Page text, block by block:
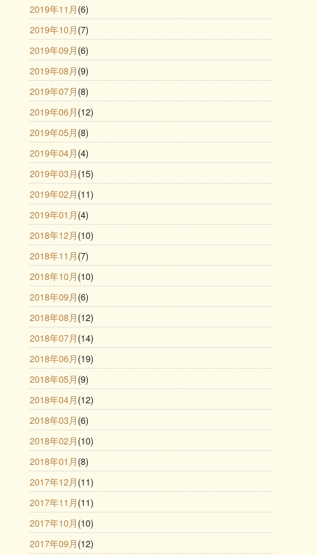
2019年11月 (6)
2019年10月 (7)
2019年09月 (6)
2019年08月 (9)
2019年07月 (8)
2019年06月 (12)
2019年05月 (8)
2019年04月 (4)
2019年03月 (15)
2019年02月 (11)
2019年01月 (4)
2018年12月 (10)
2018年11月 (7)
2018年10月 (10)
2018年09月 (6)
2018年08月 (12)
2018年07月 (14)
2018年06月 (19)
2018年05月 (9)
2018年04月 (12)
2018年03月 (6)
2018年02月 (10)
2018年01月 (8)
2017年12月 (11)
2017年11月 (11)
2017年10月 (10)
2017年09月 (12)